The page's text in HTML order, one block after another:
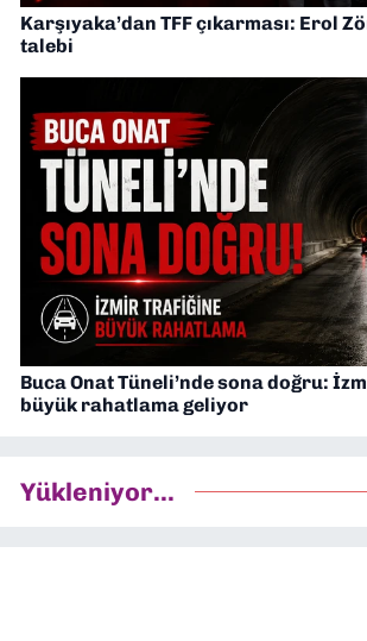
Karşıyaka’dan TFF çıkarması: Erol
talebi
Buca Onat Tüneli’nde sona doğru:
büyük rahatlama geliyor
Yükleniyor...